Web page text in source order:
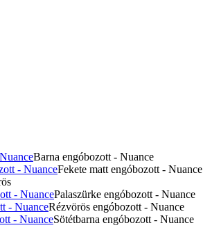
Barna engóbozott - Nuance
Fekete matt engóbozott - Nuance
Palaszürke engóbozott - Nuance
Rézvörös engóbozott - Nuance
Sötétbarna engóbozott - Nuance